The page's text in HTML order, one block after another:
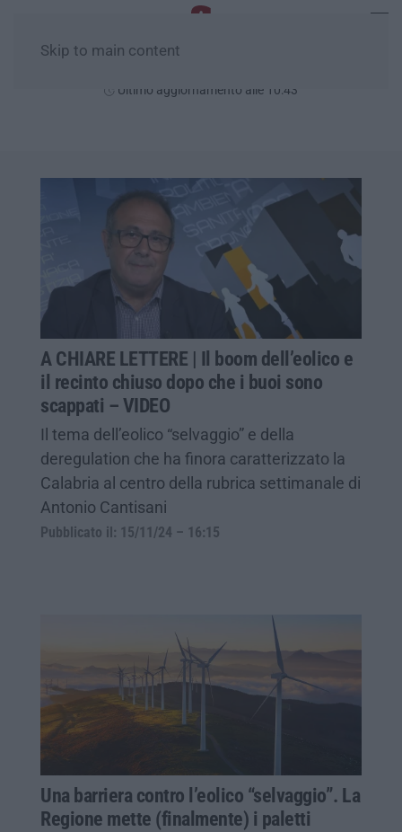
Skip to main content
Ultimo aggiornamento alle 10:43
A CHIARE LETTERE | Il boom dell’eolico e
il recinto chiuso dopo che i buoi sono
scappati – VIDEO
Il tema dell’eolico “selvaggio” e della
deregulation che ha finora caratterizzato la
Calabria al centro della rubrica settimanale di
Antonio Cantisani
Pubblicato il: 15/11/24 – 16:15
Una barriera contro l’eolico “selvaggio”. La
Regione mette (finalmente) i paletti